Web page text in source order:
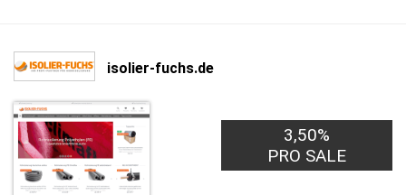
isolier-fuchs.de
3,50%
PRO SALE